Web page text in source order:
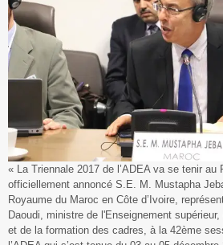
« La Triennale 2017 de l’ADEA va se tenir au
officiellement annoncé S.E. M. Mustapha
Royaume du Maroc en Côte d’Ivoire,
Daoudi, ministre de l'Enseignement
et de la formation des cadres, à la 42ème